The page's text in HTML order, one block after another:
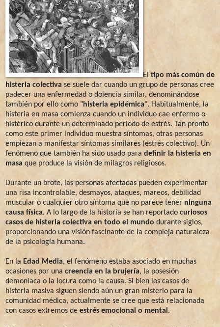
El tipo más común de
histeria colectiva se suele dar cuando un grupo de personas cree
padecer una enfermedad o dolencia similar, denominándose
también por ello como "histeria epidémica". Habitualmente, la
histeria en masa comienza cuando un individuo cae enfermo o
histérico durante un determinado periodo de estrés. Tan pronto
como este primer individuo muestra síntomas, otras personas
empiezan a manifestar síntomas similares (estrés colectivo). Un
fenómeno que también ha sido usado para definir la histeria en
masa que produce la visión de milagros religiosos.
Durante un brote, las personas afectadas pueden experimentar
una risa incontrolable, desmayos, ataques, mareos, debilidad
muscular o cualquier otro síntoma que no parece tener ninguna
causa física. A lo largo de la historia se han reportado curiosos
casos de histeria colectiva en todo el mundo durante siglos,
proporcionando una visión fascinante de la compleja naturaleza
de la psicología humana.
En la Edad Media, el fenómeno estaba asociado en muchas
ocasiones por una creencia en la brujería, la posesión
demoníaca o la locura como la causa. Si bien los casos de
histeria masiva siguen siendo aún un gran misterio para la
comunidad médica, actualmente se cree que está relacionada
con casos extremos de estrés emocional o mental .